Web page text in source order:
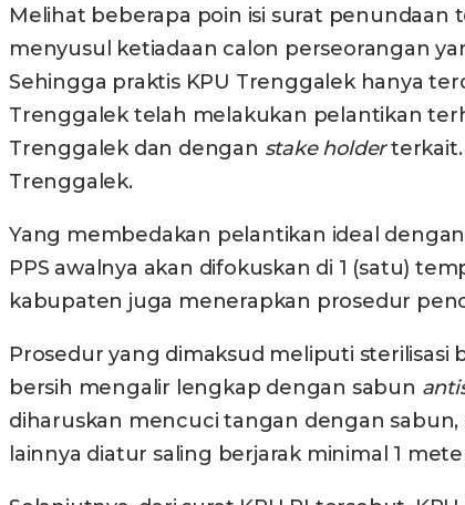
Melihat beberapa poin isi surat penundaan
menyusul ketiadaan calon perseorangan
Sehingga praktis KPU Trenggalek hanya
Trenggalek telah melakukan pelantikan
Trenggalek dan dengan stake holderterkait.
Trenggalek.
Yang membedakan pelantikan ideal
PPS awalnya akan difokuskan di 1 (satu)
kabupaten juga menerapkan prosedur
Prosedur yang dimaksud meliputi sterilisasi
bersih mengalir lengkap dengan sabun
diharuskan mencuci tangan dengan sabun,
lainnya diatur saling berjarak minimal 1